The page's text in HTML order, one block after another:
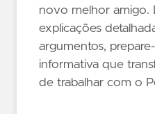
novo melhor amigo.
explicações
argumentos,
informativa que
de trabalhar com o